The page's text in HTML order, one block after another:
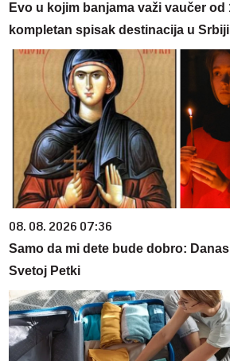
Evo u kojim banjama važi vaučer od
kompletan spisak destinacija u Srbiji
08. 08. 2026 07:36
Samo da mi dete bude dobro:
Svetoj Petki